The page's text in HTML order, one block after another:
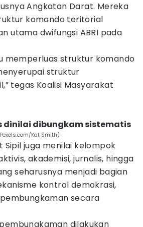
Angkatan Darat. Mereka
komando teritorial
utama dwifungsi ABRI pada
memperluas struktur komando
struktur
tegas Koalisi Masyarakat
dinilai dibungkam sistematis
Kat Smith)
Sipil juga menilai kelompok
akademisi, jurnalis, hingga
seharusnya menjadi bagian
kontrol demokrasi,
secara
dilakukan